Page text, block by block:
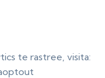
te rastree, visita: